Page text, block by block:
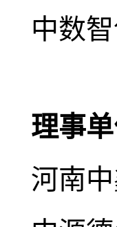
中数
理事
河南